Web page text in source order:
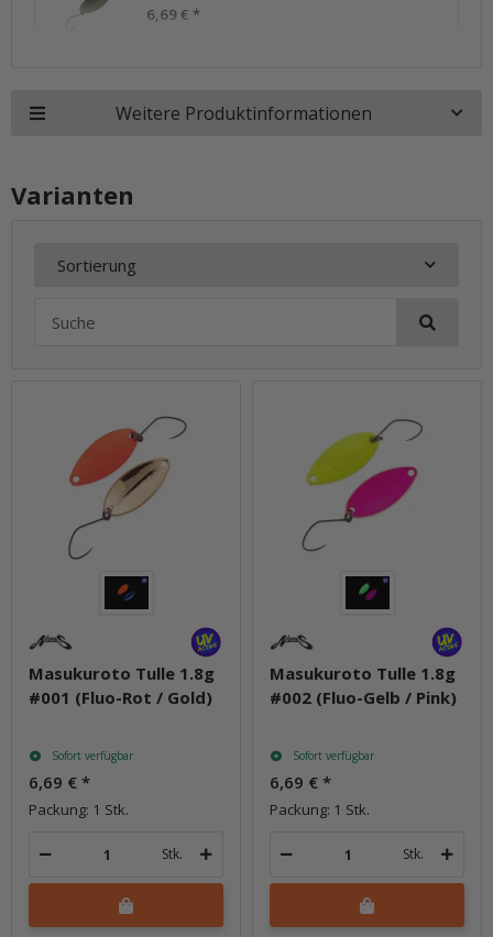
6,69 € *
Weitere Produktinformationen
Varianten
Sortierung
Masukuroto Tulle 1.8g
#001 (Fluo-Rot / Gold)
Sofort verfügbar
6,69 € *
Packung: 1 Stk.
Stk.
Masukuroto Tulle 1.8g
#002 (Fluo-Gelb / Pink)
Sofort verfügbar
6,69 € *
Packung: 1 Stk.
Stk.